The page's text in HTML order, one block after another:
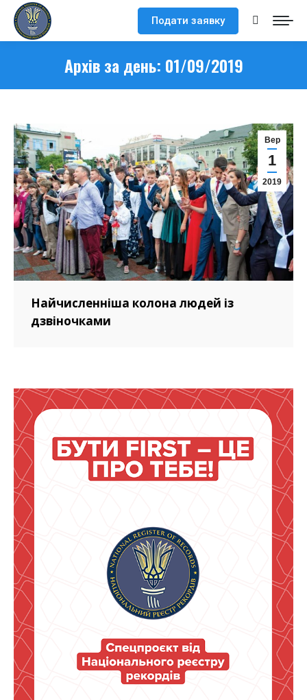
Подати заявку Search:
Архів за день: 01/09/2019
Вер
1
2019
Найчисленніша колона людей із
дзвіночками